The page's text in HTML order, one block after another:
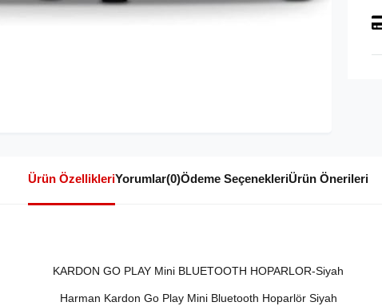
Ürün ÖzellikleriYorumlar(0)Ödeme SeçenekleriÜrün Önerileri
KARDON GO PLAY Mini BLUETOOTH HOPARLOR-Siyah
Harman Kardon Go Play Mini Bluetooth Hoparlör Siyah